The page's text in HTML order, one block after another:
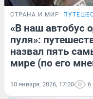
СТРАНА И МИР
«В наш автобус
пуля»:
назвал пять
мире (по его
10 января, 2026, 17:20 6